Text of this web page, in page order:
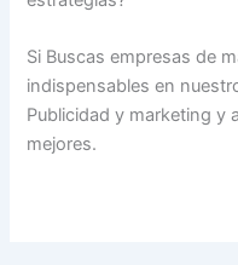
Si Buscas empresas de
indispensables en
Publicidad y marketing y
mejores.